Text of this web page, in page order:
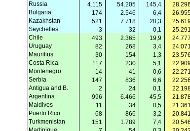
Russia
4.115 54.205 145,4 28.296
Bulgaria
174 2.546 6,4
Kazakhstan
521 7.718 20,3
Seychelles
3 32 0,1 25.291
Chile
493 2.365 19,9 24.777
Uruguay
82 268 3,4 24.071
Mauritius
30 154 1,3 23.576
Costa Rica
117 230 5,1
Montenegro
14 41 0,6 22.271
Serbia
147 836 6,6 22.256
Antigua and B.
2 24 0,1
Argentina
996 6.466 45,5
Maldives
11 34 0,5 21.361
Puerto Rico
68 866 3,2 20.841
Turkmenistan
151 1.789 7,4 20.546